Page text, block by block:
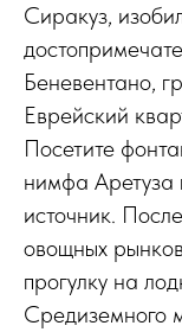
Сиракуз,
Беневентано,
Еврейский
Посетите
нимфа Аретуза
источник.
овощных
прогулку на
Средиземного